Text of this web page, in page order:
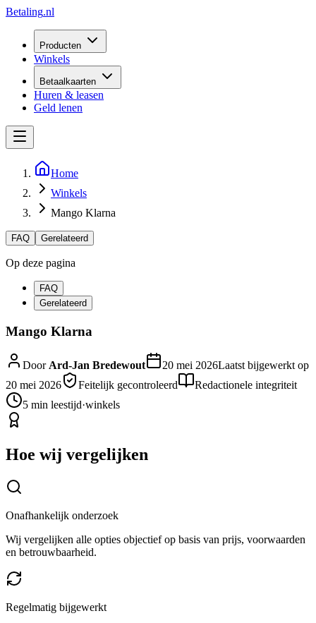
Betaling.nl
Producten
Winkels
Betaalkaarten
Huren & leasen
Geld lenen
Home
Winkels
Mango Klarna
FAQ Gerelateerd
Op deze pagina
FAQ
Gerelateerd
Mango Klarna
DoorArd-Jan Bredewout 20 mei 2026Laatst bijgewerkt op
20 mei 2026
Feitelijk gecontroleerd
Redactionele integriteit
5 min leestijd·winkels
Hoe wij vergelijken
Onafhankelijk onderzoek
Wij vergelijken alle opties objectief op basis van prijs, voorwaarden
en betrouwbaarheid.
Regelmatig bijgewerkt